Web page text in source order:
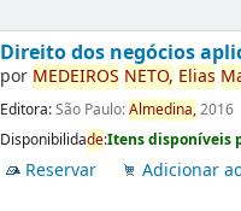
Direito dos negócios
por MEDEIROS NETO, Elias
Editora:São Paulo:Almedina,2016
Disponibilidade:Itens disponíveis
Reservar Adicionar